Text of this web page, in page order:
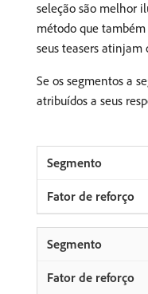
seleção são melhor
método que
seus teasers atinjam
Se os segmentos a
atribuídos a seus